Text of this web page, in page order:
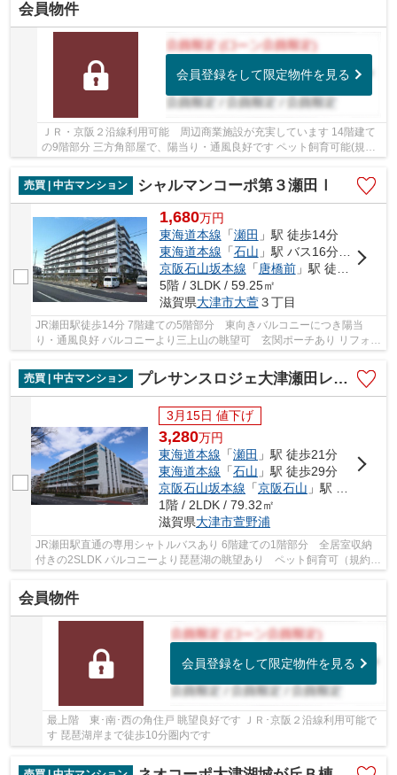
会員物件
会員登録をして限定物件を見る
ＪＲ・京阪２沿線利用可能 周辺商業施設が充実しています 14階建て
の9階部分 三方角部屋で、陽当り・通風良好です ペット飼育可能(規約
有)
売買 | 中古マンション
シャルマンコーポ第３瀬田Ⅰ
1,680万円
東海道本線 「瀬田 」駅 徒歩14分
東海道本線 「石山 」駅 バス16分 「瀬田南小学校前」 停歩19分
京阪石山坂本線 「 唐橋前」駅 徒歩33分
5階 / 3LDK / 59.25㎡
滋賀県大津市大萱３丁目
JR瀬田駅徒歩14分 7階建ての5階部分 東向きバルコニーにつき陽当
り・通風良好 バルコニーより三上山の眺望可 玄関ポーチあり リフォー
売買 | 中古マンション
プレサンスロジェ大津瀬田レイクフロント
3月15日 値下げ
3,280万円
東海道本線 「瀬田 」駅 徒歩21分
東海道本線 「石山 」駅 徒歩29分
京阪石山坂本線 「京阪石山 」駅 徒歩29分
1階 / 2LDK / 79.32㎡
滋賀県大津市萱野浦
JR瀬田駅直通の専用シャトルバスあり 6階建ての1階部分 全居室収納
付きの2SLDK バルコニーより琵琶湖の眺望あり ペット飼育可（規約
有） LD床暖房あり LDK広々18.8帖 24時間ゴミ出...
会員物件
会員登録をして限定物件を見る
最上階 東･南･西の角住戸 眺望良好です ＪＲ･京阪２沿線利用可能で
す 琵琶湖岸まで徒歩10分圏内です